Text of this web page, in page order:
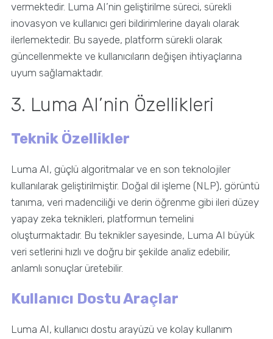
vermektedir. Luma AI’nin geliştirilme süreci, sürekli
inovasyon ve kullanıcı geri bildirimlerine dayalı olarak
ilerlemektedir. Bu sayede, platform sürekli olarak
güncellenmekte ve kullanıcıların değişen ihtiyaçlarına
uyum sağlamaktadır.
3. Luma AI’nin Özellikleri
Teknik Özellikler
Luma AI, güçlü algoritmalar ve en son teknolojiler
kullanılarak geliştirilmiştir. Doğal dil işleme (NLP), görüntü
tanıma, veri madenciliği ve derin öğrenme gibi ileri düzey
yapay zeka teknikleri, platformun temelini
oluşturmaktadır. Bu teknikler sayesinde, Luma AI büyük
veri setlerini hızlı ve doğru bir şekilde analiz edebilir,
anlamlı sonuçlar üretebilir.
Kullanıcı Dostu Araçlar
Luma AI, kullanıcı dostu arayüzü ve kolay kullanım